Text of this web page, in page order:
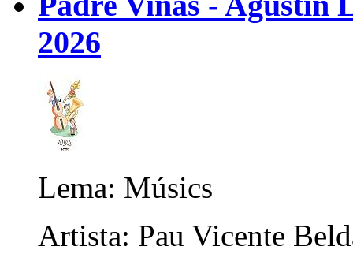
2026
Lema: Músics
Artista: Pau Vicente